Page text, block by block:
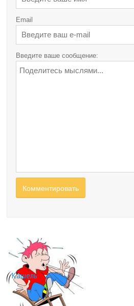
Email
Введите ваше сообщение:
Кашель